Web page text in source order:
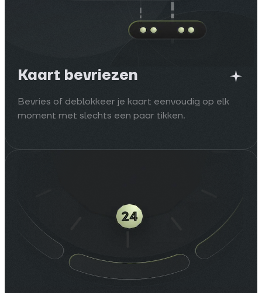
Kaart bevriezen
Bevries of deblokkeer je kaart eenvoudig op elk
moment met slechts een paar tikken.